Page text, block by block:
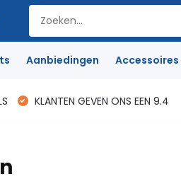
Aanbiedingen Accessoires
KLANTEN GEVEN ONS EEN 9.4